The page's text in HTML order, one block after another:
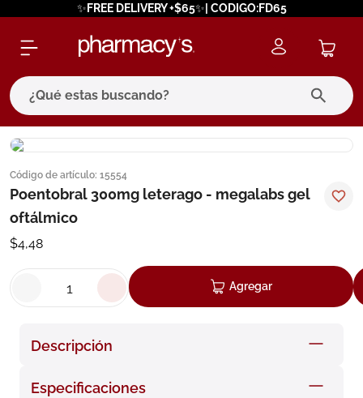
✨FREE DELIVERY +$65✨| CODIGO:FD65
¿Qué estas buscando?
Código de artículo: 15554
Poentobral 300mg leterago - megalabs gel
oftálmico
$4,48
Agregar
Descripción
Especificaciones
términos más buscados
1. eucerin
3
cerave
7. megacistin
roche posay